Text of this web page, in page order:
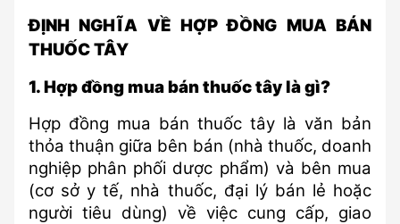
ĐỊNH NGHĨA VỀ HỢP ĐỒNG MUA BÁN
THUỐC TÂY
1. Hợp đồng mua bán thuốc tây là gì?
Hợp đồng mua bán thuốc tây là văn bản
thỏa thuận giữa bên bán (nhà thuốc, doanh
nghiệp phân phối dược phẩm) và bên mua
(cơ sở y tế, nhà thuốc, đại lý bán lẻ hoặc
người tiêu dùng) về việc cung cấp, giao